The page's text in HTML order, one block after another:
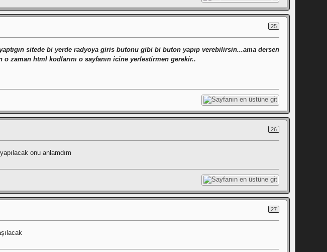
25
sitede bi yerde radyoya giris butonu gibi bi buton yapıp verebilirsin...ama dersen
o zaman html kodlarını o sayfanın icine yerlestirmen gerekir..
26
onu anlamdım
27